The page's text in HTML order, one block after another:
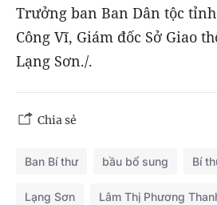
Trưởng ban Ban Dân tộc
Công Vĩ, Giám đốc Sở Giao
Lạng Sơn./.
Chia sẻ
Ban Bí thư bầu bổ sung Bí
Lạng Sơn Lâm Thị Phương